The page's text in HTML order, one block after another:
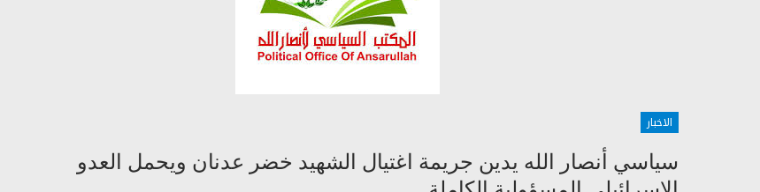
الاخبار
سياسي أنصار الله يدين جريمة اغتيال الشهيد خضر عدنان ويحمل العدو